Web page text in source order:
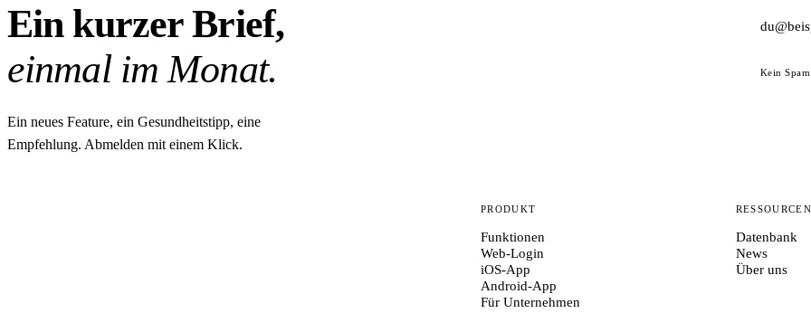
Ein kurzer Brief,
einmal im Monat.
Ein neues Feature, ein Gesundheitstipp, eine
Empfehlung. Abmelden mit einem Klick.
Kein Spam
PRODUKT
Funktionen
Web-Login
iOS-App
Android-App
Für Unternehmen
RESSOURCEN
Datenbank
News
Über uns